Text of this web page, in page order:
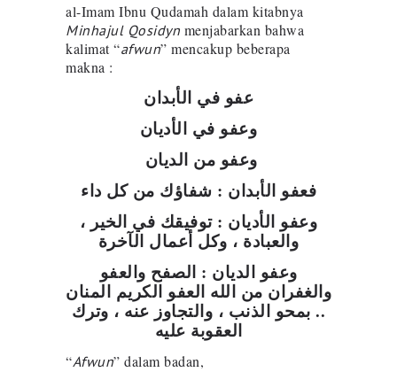
al-Imam Ibnu Qudamah dalam kitabnya
Minhajul Qosidyn menjabarkan bahwa
kalimat “afwun” mencakup beberapa
makna :
عفو في الأبدان
وعفو في الأديان
وعفو من الديان
فعفو الأبدان : شفاؤك من كل داء
وعفو الأديان : توفيقك في الخير ،
والعبادة ، وكل أعمال الآخرة
وعفو الديان : الصفح والعفو
والغفران من الله العفو الكريم المنان
.. بمحو الذنب ، والتجاوز عنه ، وترك
العقوبة عليه
“Afwun” dalam badan,